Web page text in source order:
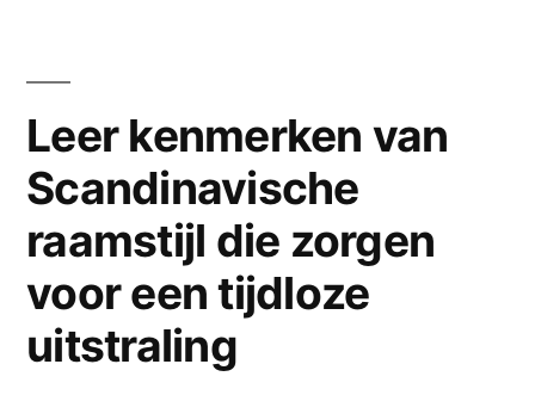
gordijnen
transformeert
Leer kenmerken van
Scandinavische
raamstijl die zorgen
voor een tijdloze
uitstraling